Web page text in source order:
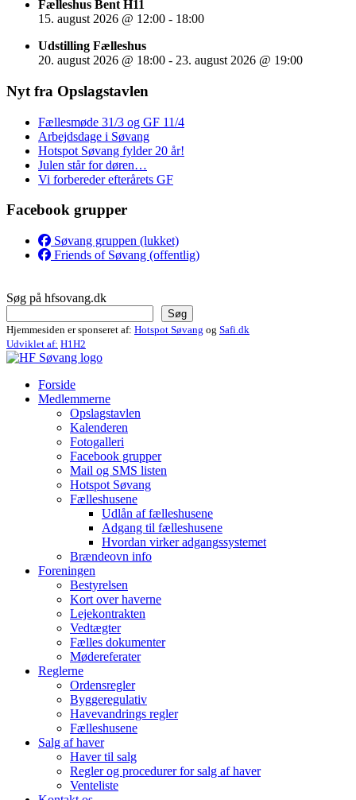
Fælleshus Bent H11
15. august 2026 @ 12:00 - 18:00
Udstilling Fælleshus
20. august 2026 @ 18:00 - 23. august 2026 @ 19:00
Nyt fra Opslagstavlen
Fællesmøde 31/3 og GF 11/4
Arbejdsdage i Søvang
Hotspot Søvang fylder 20 år!
Julen står for døren…
Vi forbereder efterårets GF
Facebook grupper
Søvang gruppen (lukket)
Friends of Søvang (offentlig)
Søg på hfsovang.dk
Søg
Hjemmesiden er sponseret af: Hotspot Søvang og Safi.dk
Udviklet af: H1H2
Forside
Medlemmerne
Opslagstavlen
Kalenderen
Fotogalleri
Facebook grupper
Mail og SMS listen
Hotspot Søvang
Fælleshusene
Udlån af fælleshusene
Adgang til fælleshusene
Hvordan virker adgangssystemet
Brændeovn info
Foreningen
Bestyrelsen
Kort over haverne
Lejekontrakten
Vedtægter
Fælles dokumenter
Mødereferater
Reglerne
Ordensregler
Byggeregulativ
Havevandrings regler
Fælleshusene
Salg af haver
Haver til salg
Regler og procedurer for salg af haver
Venteliste